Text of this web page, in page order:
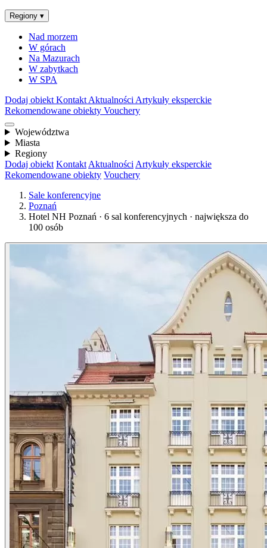
Regiony ▾
Nad morzem
W górach
Na Mazurach
W zabytkach
W SPA
Dodaj obiekt Kontakt Aktualności Artykuły eksperckie
Rekomendowane obiekty Vouchery
Województwa
Miasta
Regiony
Dodaj obiekt Kontakt Aktualności Artykuły eksperckie
Rekomendowane obiekty Vouchery
Sale konferencyjne
Poznań
Hotel NH Poznań · 6 sal konferencyjnych · największa do
100 osób